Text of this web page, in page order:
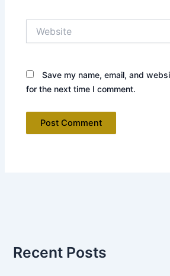
Save my name, email, and
for the next time I comment.
Recent Posts